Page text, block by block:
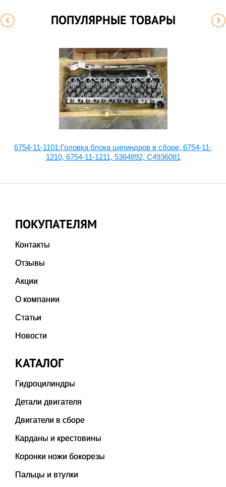
ПОПУЛЯРНЫЕ ТОВАРЫ
6754-11-1101:Головка блока цилиндров в сборе, 6754-11-
1210, 6754-11-1211, 5364892, C4936081
ПОКУПАТЕЛЯМ
Контакты
Отзывы
Акции
О компании
Статьи
Новости
КАТАЛОГ
Гидроцилиндры
Детали двигателя
Двигатели в сборе
Карданы и крестовины
Коронки ножи бокорезы
Пальцы и втулки